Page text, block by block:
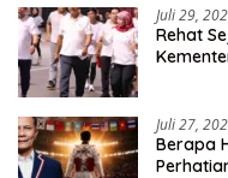
Juli 29,
Rehat
Juli 27,
Berapa